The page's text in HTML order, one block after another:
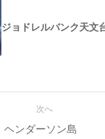
ジョドレルバンク天文
次へ
ヘンダーソン島